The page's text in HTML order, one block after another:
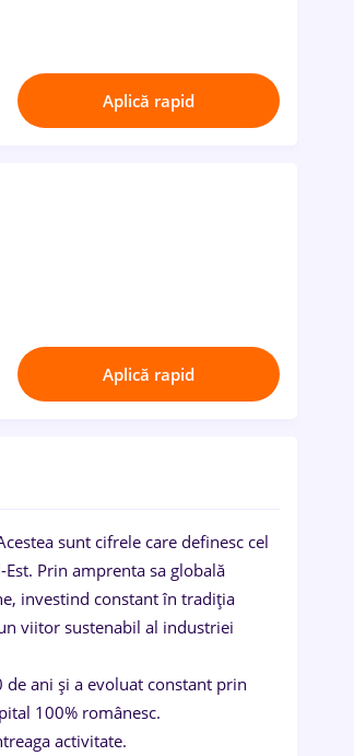
Aplică rapid
Aplică rapid
sunt cifrele care definesc cel
Prin amprenta sa globală
investind constant în tradiția
viitor sustenabil al industriei
ani și a evoluat constant prin
100% românesc.
activitate.